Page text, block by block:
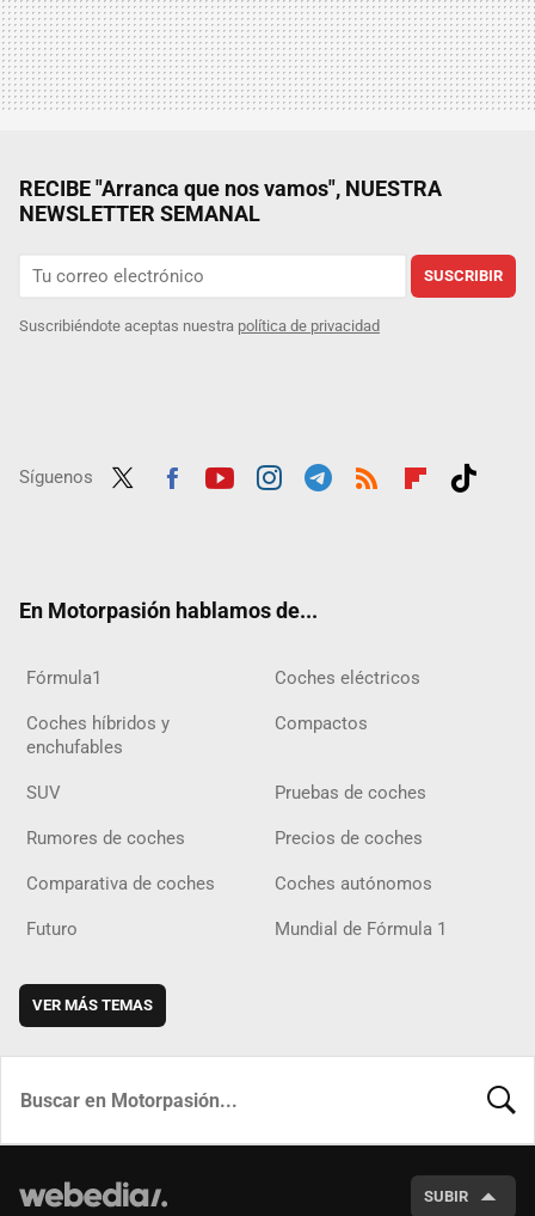
RECIBE "Arranca que nos vamos", NUESTRA
NEWSLETTER SEMANAL
SUSCRIBIR
Suscribiéndote aceptas nuestra política de privacidad
Síguenos
En Motorpasión hablamos de...
Fórmula1 Coches eléctricos
Coches híbridos y
enchufables
Compactos
SUV Pruebas de coches
Rumores de coches Precios de coches
Comparativa de coches Coches autónomos
Futuro Mundial de Fórmula 1
VER MÁS TEMAS
SUBIR